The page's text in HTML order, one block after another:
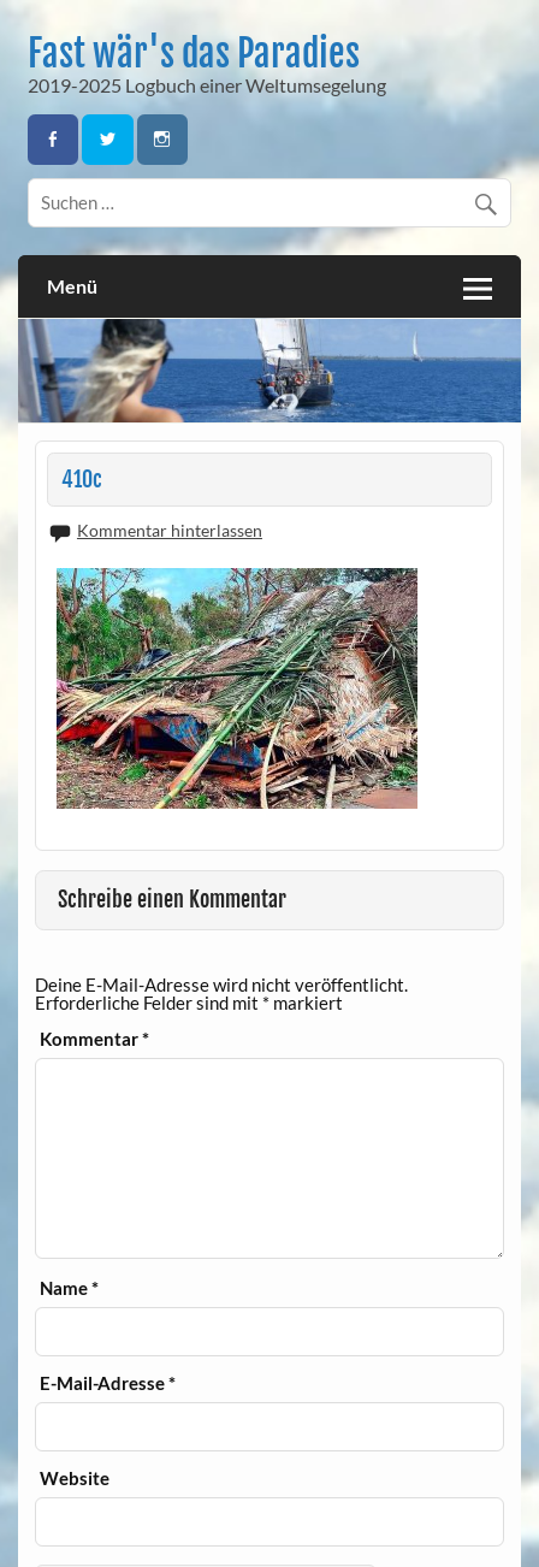
contentFast wär's das Paradies
2019-2025 Logbuch einer Weltumsegelung
Menü
410c
Kommentar hinterlassen
Schreibe einen Kommentar
Deine E-Mail-Adresse wird nicht veröffentlicht.
Erforderliche Felder sind mit * markiert
Kommentar*
Name*
E-Mail-Adresse*
Website